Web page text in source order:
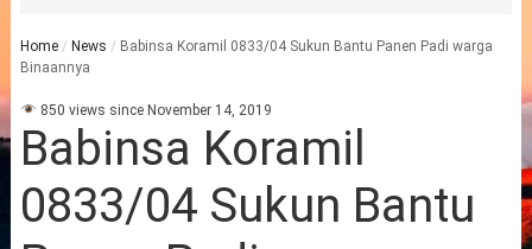
Home / News / Babinsa Koramil 0833/04 Sukun Bantu Panen Padi warga
Binaannya
850 views since November 14, 2019
Babinsa Koramil
0833/04 Sukun Bantu